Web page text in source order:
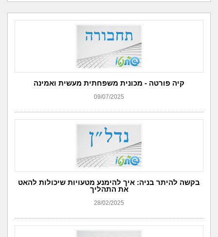
קיה פורטה - מכונית משפחתית מעשית ואמינה
09/07/2025
בקשה להיתר בניה: איך להימנע מטעויות שיכולות להאט
את התהליך
28/02/2025